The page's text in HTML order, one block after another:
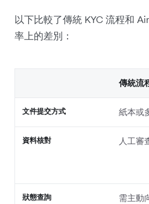
以下比較了傳統 KYC 流程和
率上的差別：
傳統流
文件提交方式 紙本或
資料核對 人工審
狀態查詢 需主動